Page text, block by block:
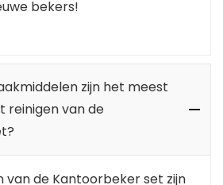
bekers!
zijn het meest
reinigen van de
van de Kantoorbeker set zijn